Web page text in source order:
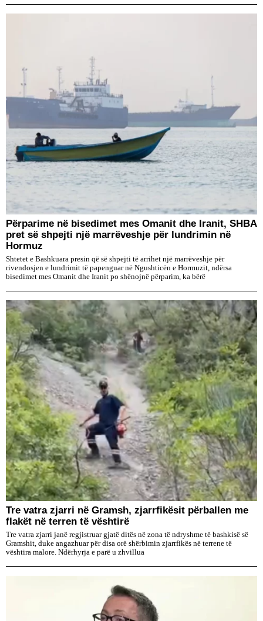
Përparime në bisedimet mes Omanit dhe Iranit, SHBA
pret së shpejti një marrëveshje për lundrimin në
Hormuz
Shtetet e Bashkuara presin që së shpejti të arrihet një marrëveshje për
rivendosjen e lundrimit të papenguar në Ngushticën e Hormuzit, ndërsa
bisedimet mes Omanit dhe Iranit po shënojnë përparim, ka bërë
Tre vatra zjarri në Gramsh, zjarrfikësit përballen me
flakët në terren të vështirë
Tre vatra zjarri janë regjistruar gjatë ditës në zona të ndryshme të bashkisë së
Gramshit, duke angazhuar për disa orë shërbimin zjarrfikës në terrene të
vështira malore. Ndërhyrja e parë u zhvillua